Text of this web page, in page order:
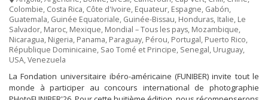
Colombie, Costa Rica, Côte d'Ivoire, Equateur, Espagne, Gabón,
Guatemala, Guinée Equatoriale, Guinée-Bissau, Honduras, Italie, Le
Salvador, Maroc, Mexique, Mondial – Tous les pays, Mozambique,
Nicaragua, Nigeria, Panama, Paraguay, Pérou, Portugal, Puerto Rico,
République Dominicaine, Sao Tomé et Principe, Senegal, Uruguay,
USA,Venezuela
La Fondation universitaire ibéro-américaine (FUNIBER) invite tout le
monde à participer au concours international de photographie